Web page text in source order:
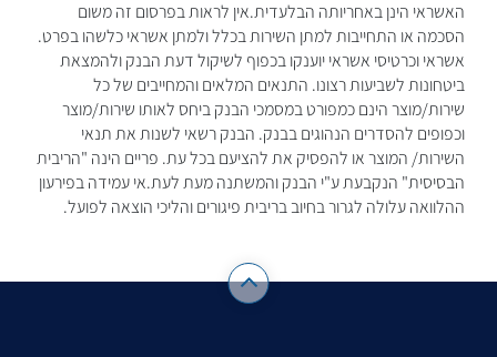
האשראי הינן באחריותה הבלעדית.אין לראות בפרסום זה משום
הסכמה או התחייבות למתן השירות בכלל ולמתן אשראי כלשהו בפרט.
אשראי וכרטיסי אשראי יוענקו בכפוף לשיקול דעת הבנק ולהמצאת
ביטחונות לשביעות רצונו. התנאים המלאים והמחייבים של כל
שירות/מוצר הינם כמפורט במסמכי הבנק ביחס לאותו שירות/מוצר
וכפופים להסדרים הנהוגים בבנק. הבנק רשאי לשנות את תנאי
השירות/ המוצר או להפסיק את להציעם בכל עת. פריים הינה "הריבית
הבסיסית" הנקבעת ע"י הבנק והמשתנה מעת לעת.אי עמידה בפירעון
ההלוואה עלולה לגרור בחיוב בריבית פיגורים והליכי הוצאה לפועל.